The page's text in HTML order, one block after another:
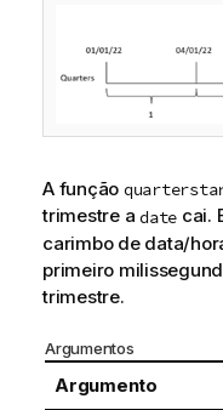
A função
trimestre a date cai.
carimbo de data/
primeiro
trimestre.
Argumentos
Argumento